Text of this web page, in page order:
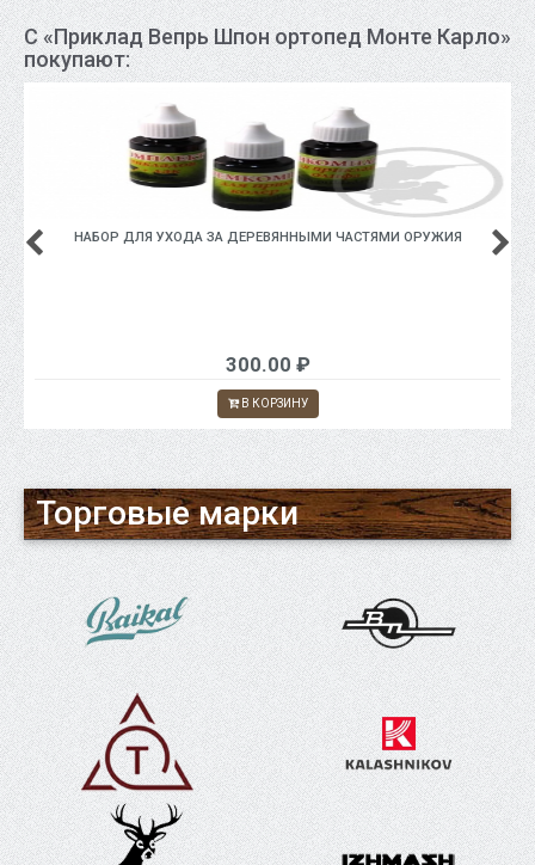
С «Приклад Вепрь Шпон ортопед Монте Карло»
покупают:
НАБОР ДЛЯ УХОДА ЗА ДЕРЕВЯННЫМИ ЧАСТЯМИ ОРУЖИЯ
300.00 ₽
В КОРЗИНУ
Торговые марки